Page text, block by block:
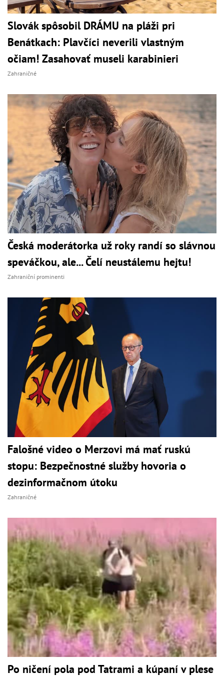
Slovák spôsobil DRÁMU na pláži pri
Benátkach: Plavčíci neverili vlastným
očiam! Zasahovať museli karabinieri
Zahraničné
Česká moderátorka už roky randí so slávnou
speváčkou, ale... Čelí neustálemu hejtu!
Zahraniční prominenti
Falošné video o Merzovi má mať ruskú
stopu: Bezpečnostné služby hovoria o
dezinformačnom útoku
Zahraničné
Po ničení pola pod Tatrami a kúpaní v plese